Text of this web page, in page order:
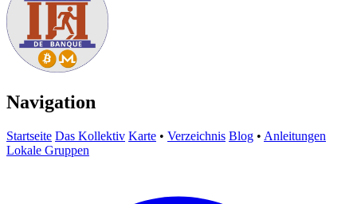
Navigation
Startseite Das Kollektiv Karte • Verzeichnis Blog • Anleitungen
Lokale Gruppen